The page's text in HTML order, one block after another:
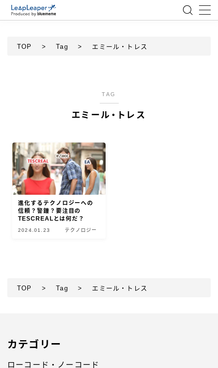
アジャイル
テクノロジー
BlueMeme
TOP > Tag > エミール・トレス
TAG
エミール・トレス
進化するテクノロジーへの
信頼？警鐘？要注目の
TESCREALとは何だ？
2024.01.23 テクノロジー
TOP > Tag > エミール・トレス
カテゴリー
ローコード・ノーコード